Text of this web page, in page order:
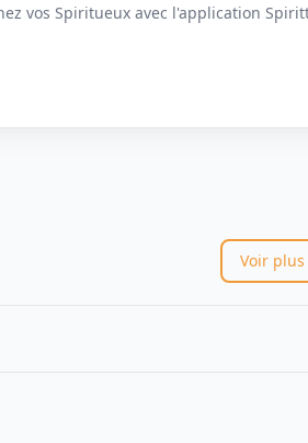
vos Spiritueux avec l'application
Voir plus